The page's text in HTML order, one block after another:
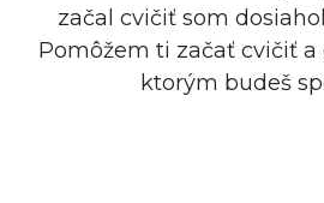
začal cvičiť som
Pomôžem ti začať cvičiť a
ktorým budeš